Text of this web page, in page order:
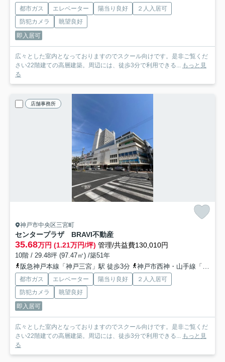
都市ガス エレベーター 陽当り良好
２人入居可
防犯カメラ
眺望良好
即入居可
広々とした室内となっておりますのでスクール向けです。是非ご覧くだ
さい22階建ての高層建築。周辺には、徒歩3分で利用できる...
もっと見
る
店舗事務所
神戸市中央区三宮町
センタープラザ BRAVI不動産
35.68万円 (1.21万円/坪) 管理/共益費130,010円
10階 / 29.48坪 (97.47㎡) /築51年
阪急神戸本線「神戸三宮」駅 徒歩3分
神戸市西神・山手線「三宮」駅 徒歩3分
都市ガス エレベーター 陽当り良好
２人入居可
防犯カメラ
眺望良好
即入居可
広々とした室内となっておりますのでスクール向けです。是非ご覧くだ
さい22階建ての高層建築。周辺には、徒歩3分で利用できる... もっと見
る